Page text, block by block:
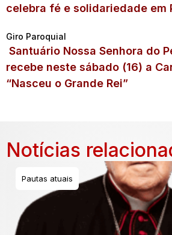
celebra fé e solidariedade em
Giro Paroquial
Santuário Nossa Senhora do
recebe neste sábado (16) a
“Nasceu o Grande Rei”
Notícias
Pautas atuais